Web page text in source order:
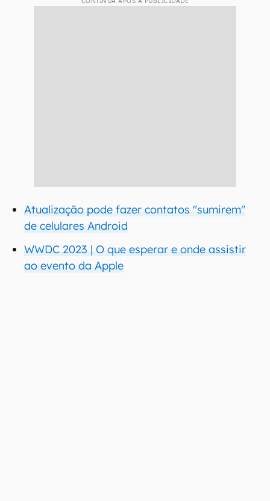
Atualização pode fazer contatos "sumirem"
de celulares Android
WWDC 2023 | O que esperar e onde assistir
ao evento da Apple